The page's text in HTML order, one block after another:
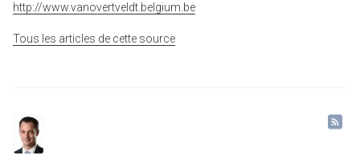
http://www.vanovertveldt.belgium.be
Tous les articles de cette source